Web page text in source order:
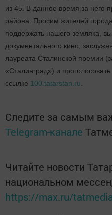
из 45. В данное время за него
района. Просим жителей
поддержать нашего земляка,
документального кино,
лауреата Сталинской премии
«Сталинград») и
ссылке 100.tatarstan.ru
Следите за самым
Telegram-канале
Читайте новости
национальном
https://max.ru/